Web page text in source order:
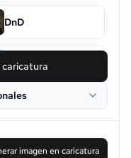
DnD
Chibi
Clay
South Park
caricatura
imagen en caricatura